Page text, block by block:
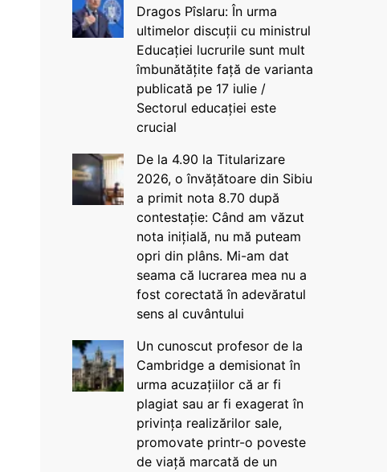
Dragos Pîslaru: În urma
ultimelor discuții cu ministrul
Educației lucrurile sunt mult
îmbunătățite față de varianta
publicată pe 17 iulie /
Sectorul educației este
crucial
De la 4.90 la Titularizare
2026, o învățătoare din Sibiu
a primit nota 8.70 după
contestație: Când am văzut
nota inițială, nu mă puteam
opri din plâns. Mi-am dat
seama că lucrarea mea nu a
fost corectată în adevăratul
sens al cuvântului
Un cunoscut profesor de la
Cambridge a demisionat în
urma acuzațiilor că ar fi
plagiat sau ar fi exagerat în
privința realizărilor sale,
promovate printr-o poveste
de viață marcată de un